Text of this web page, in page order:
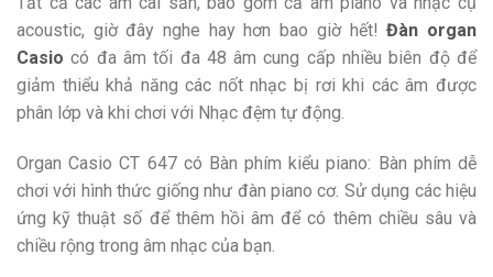
acoustic, giờ đây nghe hay hơn bao giờ hết!Đàn organ
Casio có đa âm tối đa 48 âm cung cấp nhiều biên độ để
giảm thiểu khả năng các nốt nhạc bị rơi khi các âm được
phân lớp và khi chơi với Nhạc đệm tự động.
Organ Casio CT 647 có Bàn phím kiểu piano: Bàn phím dễ
chơi với hình thức giống như đàn piano cơ. Sử dụng các hiệu
ứng kỹ thuật số để thêm hồi âm để có thêm chiều sâu và
chiều rộng trong âm nhạc của bạn.